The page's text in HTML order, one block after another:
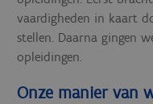
vaardigheden in kaart
stellen. Daarna gingen
opleidingen.
Onze manier van